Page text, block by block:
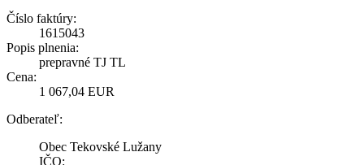
Číslo faktúry:
1615043
Popis plnenia:
prepravné TJ TL
Cena:
1 067,04 EUR
Odberateľ:
Obec Tekovské Lužany
IČO: